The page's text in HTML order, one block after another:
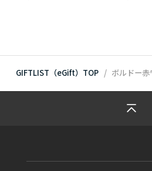
GIFTLIST（eGift）TOP ボルドー